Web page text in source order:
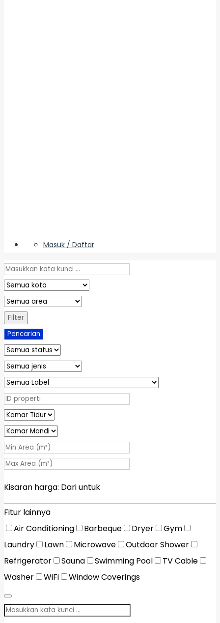
Masuk / Daftar
Filter
Pencarian
Kisaran harga: Dariuntuk
Fitur lainnya
Air Conditioning
Barbeque Dryer
Gym
Laundry
Lawn Microwave
Outdoor Shower
Refrigerator
Sauna Swimming Pool
TV Cable
Washer
WiFi Window Coverings